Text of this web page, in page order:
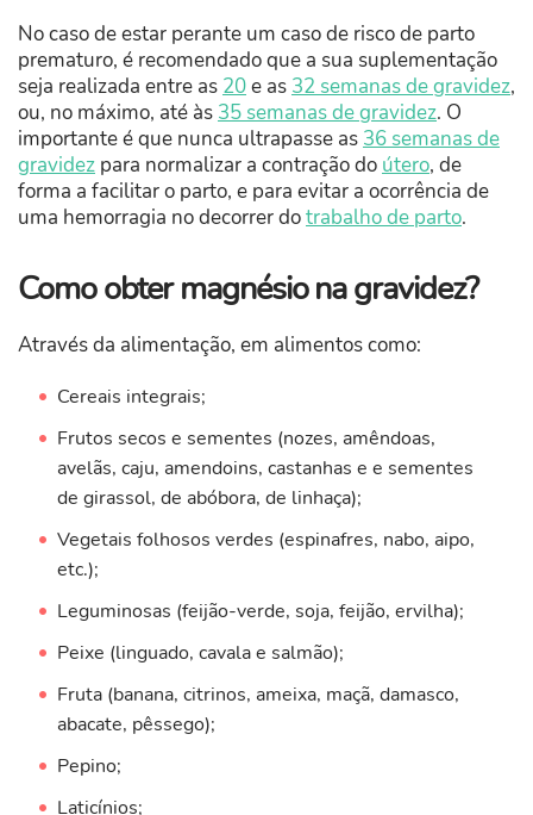
No caso de estar perante um caso de risco de parto
prematuro, é recomendado que a sua suplementação
seja realizada entre as 20e as 32 semanas de gravidez,
ou, no máximo, até às 35 semanas de gravidez. O
importante é que nunca ultrapasse as 36 semanas de
gravidez para normalizar a contração do útero, de
forma a facilitar o parto, e para evitar a ocorrência de
uma hemorragia no decorrer dotrabalho de parto.
Como obter magnésio na gravidez?
Através da alimentação, em alimentos como:
Cereais integrais;
Frutos secos e sementes (nozes, amêndoas,
avelãs, caju, amendoins, castanhas e e sementes
de girassol, de abóbora, de linhaça);
Vegetais folhosos verdes (espinafres, nabo, aipo,
etc.);
Leguminosas (feijão-verde, soja, feijão, ervilha);
Peixe (linguado, cavala e salmão);
Fruta (banana, citrinos, ameixa, maçã, damasco,
abacate, pêssego);
Pepino;
Laticínios;